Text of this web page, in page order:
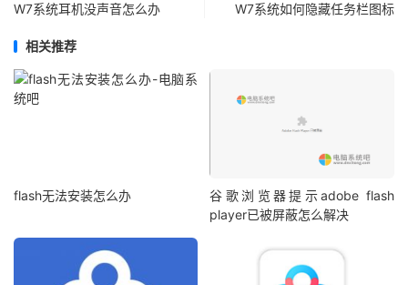
W7系统耳机没声音怎么办 W7系统如何隐藏任务栏图标
相关推荐
flash无法安装怎么办
谷歌浏览器提示adobe flash
player已被屏蔽怎么解决